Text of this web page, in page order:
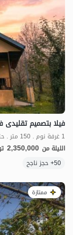
فیلا بتصمیم تقلیدی
1 غرفة نوم . 150 متر . حتى 6 ضيف
الليلة من 2,350,000
50+ حجز ناجح
ممتازة